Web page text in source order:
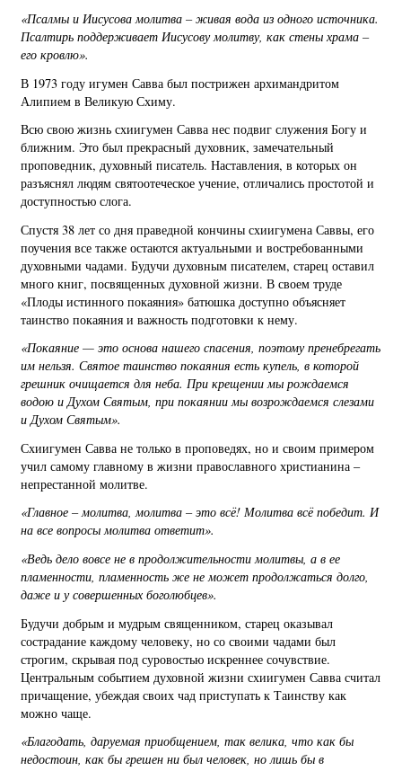
«Псалмы и Иисусова молитва – живая вода из одного источника.
Псалтирь поддерживает Иисусову молитву, как стены храма –
его кровлю».
В 1973 году игумен Савва был пострижен архимандритом
Алипием в Великую Схиму.
Всю свою жизнь схиигумен Савва нес подвиг служения Богу и
ближним. Это был прекрасный духовник, замечательный
проповедник, духовный писатель. Наставления, в которых он
разъяснял людям святоотеческое учение, отличались простотой и
доступностью слога.
Спустя 38 лет со дня праведной кончины схиигумена Саввы, его
поучения все также остаются актуальными и востребованными
духовными чадами. Будучи духовным писателем, старец оставил
много книг, посвященных духовной жизни. В своем труде
«Плоды истинного покаяния» батюшка доступно объясняет
таинство покаяния и важность подготовки к нему.
«Покаяние — это основа нашего спасения, поэтому пренебрегать
им нельзя. Святое таинство покаяния есть купель, в которой
грешник очищается для неба. При крещении мы рождаемся
водою и Духом Святым, при покаянии мы возрождаемся слезами
и Духом Святым».
Схиигумен Савва не только в проповедях, но и своим примером
учил самому главному в жизни православного христианина –
непрестанной молитве.
«Главное – молитва, молитва – это всё! Молитва всё победит. И
на все вопросы молитва ответит».
«Ведь дело вовсе не в продолжительности молитвы, а в ее
пламенности, пламенность же не может продолжаться долго,
даже и у совершенных боголюбцев».
Будучи добрым и мудрым священником, старец оказывал
сострадание каждому человеку, но со своими чадами был
строгим, скрывая под суровостью искреннее сочувствие.
Центральным событием духовной жизни схиигумен Савва считал
причащение, убеждая своих чад приступать к Таинству как
можно чаще.
«Благодать, даруемая приобщением, так велика, что как бы
недостоин, как бы грешен ни был человек, но лишь бы в